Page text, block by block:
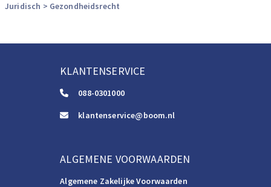
Juridisch > Gezondheidsrecht
KLANTENSERVICE
088-0301000
klantenservice@boom.nl
ALGEMENE VOORWAARDEN
Algemene Zakelijke Voorwaarden